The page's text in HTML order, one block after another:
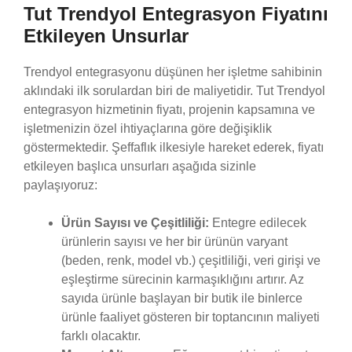
Tut Trendyol Entegrasyon Fiyatını
Etkileyen Unsurlar
Trendyol entegrasyonu düşünen her işletme sahibinin
aklındaki ilk sorulardan biri de maliyetidir. Tut Trendyol
entegrasyon hizmetinin fiyatı, projenin kapsamına ve
işletmenizin özel ihtiyaçlarına göre değişiklik
göstermektedir. Şeffaflık ilkesiyle hareket ederek, fiyatı
etkileyen başlıca unsurları aşağıda sizinle
paylaşıyoruz:
Ürün Sayısı ve Çeşitliliği: Entegre edilecek
ürünlerin sayısı ve her bir ürünün varyant
(beden, renk, model vb.) çeşitliliği, veri girişi ve
eşleştirme sürecinin karmaşıklığını artırır. Az
sayıda ürünle başlayan bir butik ile binlerce
ürünle faaliyet gösteren bir toptancının maliyeti
farklı olacaktır.